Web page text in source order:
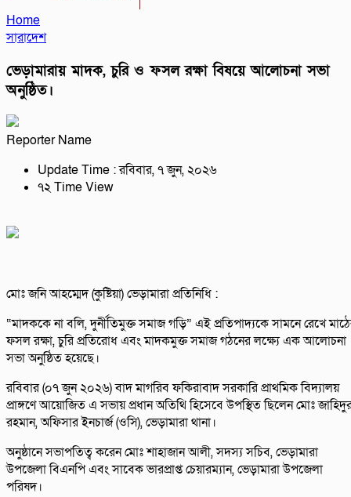
Home
সারাদেশ
ভেড়ামারায় মাদক, চুরি ও ফসল রক্ষা বিষয়ে আলোচনা সভা
অনুষ্ঠিত।
Reporter Name
Update Time : রবিবার, ৭ জুন, ২০২৬
৭২ Time View
মোঃ জনি আহম্মেদ (কুষ্টিয়া) ভেড়ামারা প্রতিনিধি :
“মাদককে না বলি, দুর্নীতিমুক্ত সমাজ গড়ি” এই প্রতিপাদ্যকে সামনে রেখে
ফসল রক্ষা, চুরি প্রতিরোধ এবং মাদকমুক্ত সমাজ গঠনের লক্ষ্যে এক আলোচনা
সভা অনুষ্ঠিত হয়েছে।
রবিবার (০৭ জুন ২০২৬) বাদ মাগরিব ফকিরাবাদ সরকারি প্রাথমিক বিদ্যালয়
প্রাঙ্গণে আয়োজিত এ সভায় প্রধান অতিথি হিসেবে উপস্থিত ছিলেন মোঃ
রহমান, অফিসার ইনচার্জ (ওসি), ভেড়ামারা থানা।
অনুষ্ঠানে সভাপতিত্ব করেন মোঃ শাহাজান আলী, সদস্য সচিব, ভেড়ামারা
উপজেলা বিএনপি এবং সাবেক ভারপ্রাপ্ত চেয়ারম্যান, ভেড়ামারা উপজেলা
পরিষদ।